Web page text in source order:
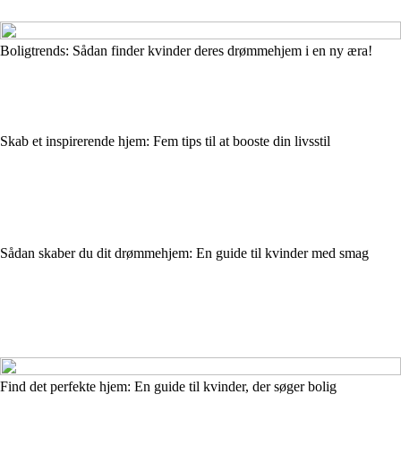
Boligtrends: Sådan finder kvinder deres drømmehjem i en ny æra!
Skab et inspirerende hjem: Fem tips til at booste din livsstil
Sådan skaber du dit drømmehjem: En guide til kvinder med smag
Find det perfekte hjem: En guide til kvinder, der søger bolig